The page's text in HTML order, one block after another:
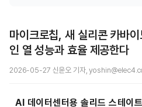
마이크로칩, 새 실리콘 카바
인 열 성능과 효율 제공한다
2026-05-27 신윤오 기자,
AI 데이터센터용 솔리드 스테이